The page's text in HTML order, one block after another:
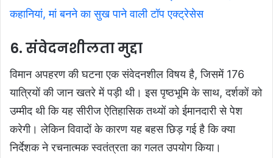
कहानियां, मां बनने का सुख पाने वाली टॉप एक्ट्रेसेस
6. संवेदनशीलता मुद्दा
विमान अपहरण की घटना एक संवेदनशील विषय है, जिसमें 176
यात्रियों की जान खतरे में पड़ी थी। इस पृष्ठभूमि के साथ, दर्शकों को
उम्मीद थी कि यह सीरीज ऐतिहासिक तथ्यों को ईमानदारी से पेश
करेगी। लेकिन विवादों के कारण यह बहस छिड़ गई है कि क्या
निर्देशक ने रचनात्मक स्वतंत्रता का गलत उपयोग किया।